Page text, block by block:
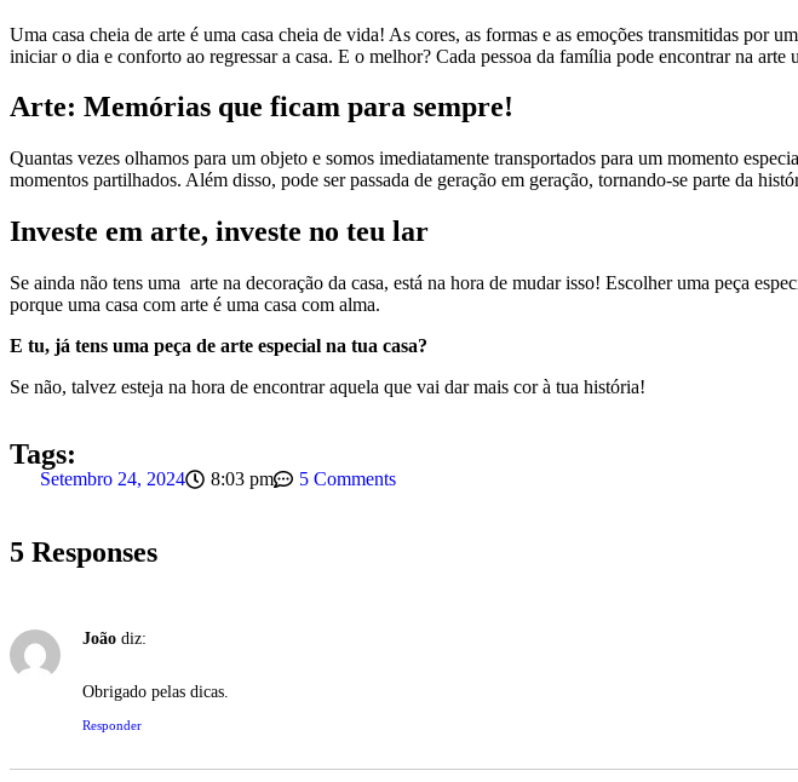
Uma casa cheia de arte é uma casa cheia de vida! As cores, as formas e as emoções transmitidas por
iniciar o dia e conforto ao regressar a casa. E o melhor? Cada pessoa da família pode encontrar na arte
Arte: Memórias que ficam para sempre!
Quantas vezes olhamos para um objeto e somos imediatamente transportados para um momento
momentos partilhados. Além disso, pode ser passada de geração em geração, tornando-se parte da
Investe em arte, investe no teu lar
Se ainda não tens uma arte na decoração da casa, está na hora de mudar isso! Escolher uma peça
porque uma casa com arte é uma casa com alma.
E tu, já tens uma peça de arte especial na tua casa?
Se não, talvez esteja na hora de encontrar aquela que vai dar mais cor à tua história!
Tags:
Setembro 24, 2024 8:03 pm 5 Comments
5 Responses
João diz:
Obrigado pelas dicas.
Responder